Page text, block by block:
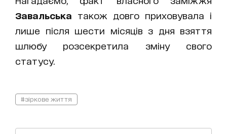
Завальська також довго приховувала і
лише після шести місяців з дня взяття
шлюбу розсекретила зміну свого
статусу.
#зіркове життя